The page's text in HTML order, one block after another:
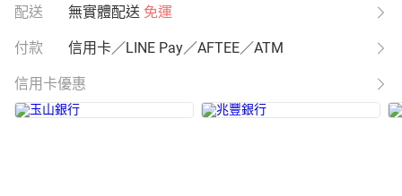
配送 無實體配送 免運
付款 信用卡／LINE Pay／AFTEE／ATM
信用卡優惠